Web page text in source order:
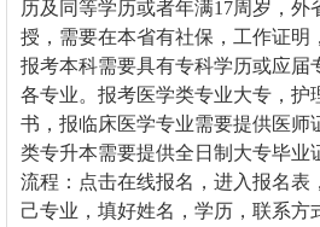
历及同等学历或者年满17周岁，外
授，需要在本省有社保，工作证明
报考本科需要具有专科学历或应届
各专业。报考医学类专业大专，护
书，报临床医学专业需要提供医师
类专升本需要提供全日制大专毕业
流程：点击在线报名，进入报名表
己专业，填好姓名，学历，联系方